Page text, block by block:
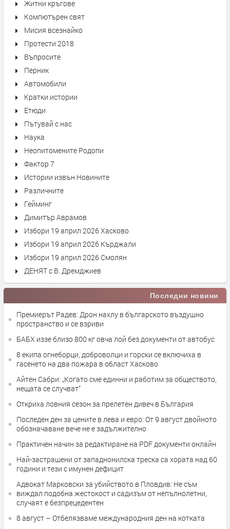
Житни кръгове
Компютърен свят
Мисия всезнайко
Протести 2018
Въпросите
Перник
Автомобили
Кратки истории
Етюди
Пътувай с нас
Наука
Неопитомените Родопи
Фактор 7
Истории извън Новините
Различните
Гейминг
Димитър Аврамов
Избори 19 април 2026 Хасково
Избори 19 април 2026 Кърджали
Избори 19 април 2026 Смолян
ДЕНЯТ с В. Дремджиев
Последни новини
Премиерът Радев: Дрон нахлу в българското въздушно
пространство и се взриви
БАБХ иззе близо 800 кг овча лой без документи от автобус
8 екипа огнеборци, доброволци и горски се включиха в
гасенето на два пожара в област Хасково
Айтен Сабри: „Когато сме единни и работим за обществото,
нещата се случват“
Откриха ловния сезон за прелетен дивеч в България
Последен ден за цените в лева и евро: От 9 август двойното
обозначаване вече не е задължително
Практичен начин за редактиране на PDF документи онлайн
Най-застрашени от западнонилска треска са хората над 60
години и тези с имунен дефицит
Адвокат Марковски за убийството в Пловдив: Не съм
виждал подобна жестокост и садизъм от непълнолетни,
случаят е безпрецедентен
8 август – Отбелязваме международния ден на котката